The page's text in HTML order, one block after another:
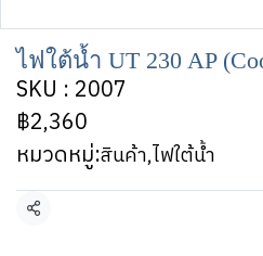
ไฟใต้น้ำ UT 230 AP
SKU : 2007
฿2,360
หมวดหมู่:สินค้า,ไฟใต้น้ำ
แชร์